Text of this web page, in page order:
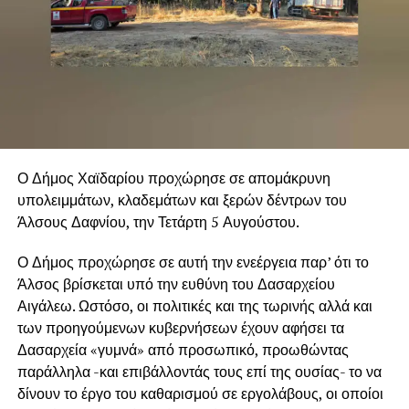
Ο Δήμος Χαϊδαρίου προχώρησε σε απομάκρυνη
υπολειμμάτων, κλαδεμάτων και ξερών δέντρων του
Άλσους Δαφνίου, την Τετάρτη 5 Αυγούστου.
Ο Δήμος προχώρησε σε αυτή την ενεέργεια παρ’ ότι το
Άλσος βρίσκεται υπό την ευθύνη του Δασαρχείου
Αιγάλεω. Ωστόσο, οι πολιτικές και της τωρινής αλλά και
των προηγούμενων κυβερνήσεων έχουν αφήσει τα
Δασαρχεία «γυμνά» από προσωπικό, προωθώντας
παράλληλα -και επιβάλλοντάς τους επί της ουσίας- το να
δίνουν το έργο του καθαρισμού σε εργολάβους, οι οποίοι